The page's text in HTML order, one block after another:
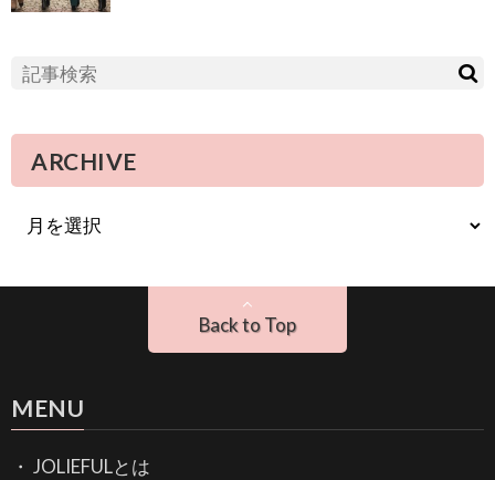
ARCHIVE
Back to Top
MENU
JOLIEFULとは